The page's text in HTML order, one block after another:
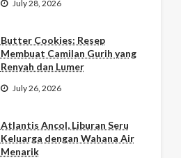
July 28, 2026
Butter Cookies: Resep
Membuat Camilan Gurih yang
Renyah dan Lumer
July 26, 2026
Atlantis Ancol, Liburan Seru
Keluarga dengan Wahana Air
Menarik